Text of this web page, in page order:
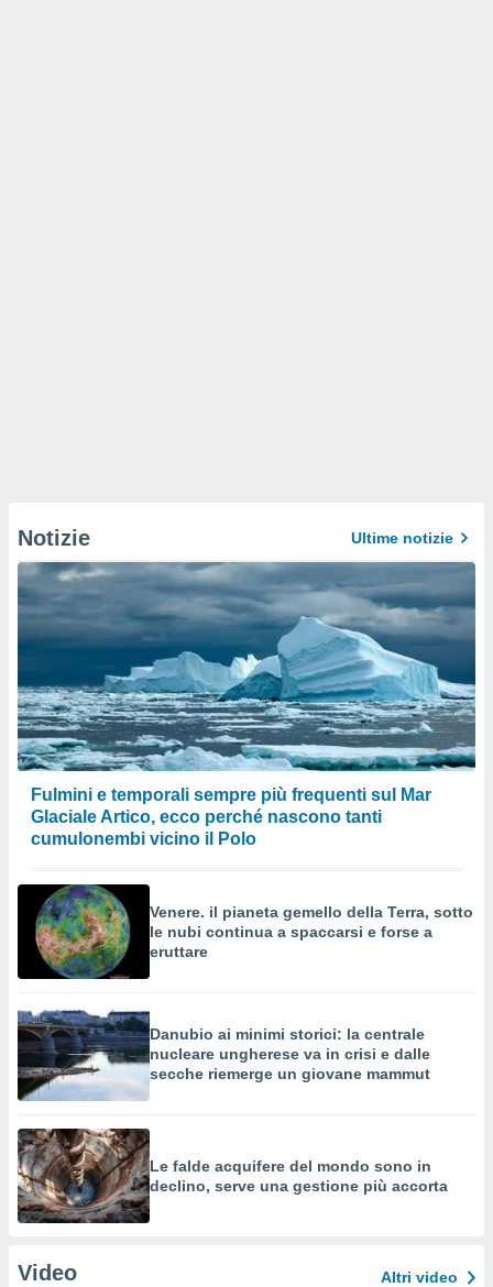
Notizie Ultime notizie
Fulmini e temporali sempre più frequenti sul Mar
Glaciale Artico, ecco perché nascono tanti
cumulonembi vicino il Polo
Venere. il pianeta gemello della Terra, sotto
le nubi continua a spaccarsi e forse a
eruttare
Danubio ai minimi storici: la centrale
nucleare ungherese va in crisi e dalle
secche riemerge un giovane mammut
Le falde acquifere del mondo sono in
declino, serve una gestione più accorta
Video Altri video